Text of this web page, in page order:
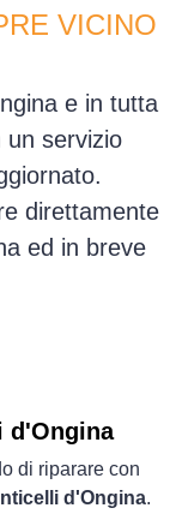
VICINO
e in tutta
un servizio
direttamente
ed in breve
d'Ongina
di riparare con
d'Ongina.